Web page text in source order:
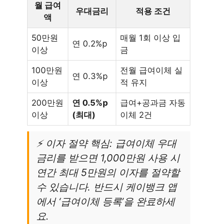
월 급여
액
우대금리 적용 조건
50만원
이상
연 0.2%p
매월 1회 이상 입
금
100만원
이상
연 0.3%p
전월 급여이체 실
적 유지
200만원
이상
연 0.5%p
(최대)
급여+공과금 자동
이체 2건
⚡ 이자 절약 핵심: 급여이체 우대
금리를 받으면 1,000만원 사용 시
연간 최대 5만원의 이자를 절약할
수 있습니다. 반드시 케이뱅크 앱
에서 ‘급여이체 등록’을 완료하세
요.